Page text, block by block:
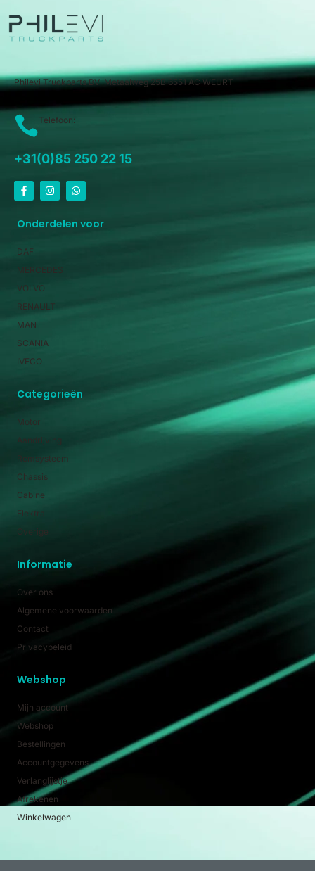
Philevi Truckparts BV Metaalweg 25B 6551 AC WEURT
Telefoon:
+31(0)85 250 22 15
Onderdelen voor
DAF
MERCEDES
VOLVO
RENAULT
MAN
SCANIA
IVECO
Categorieën
Motor
Aandrijving
Remsysteem
Chassis
Cabine
Elektra
Overige
Informatie
Over ons
Algemene voorwaarden
Contact
Privacybeleid
Webshop
Mijn account
Webshop
Bestellingen
Accountgegevens
Verlanglijstje
Afrekenen
Winkelwagen